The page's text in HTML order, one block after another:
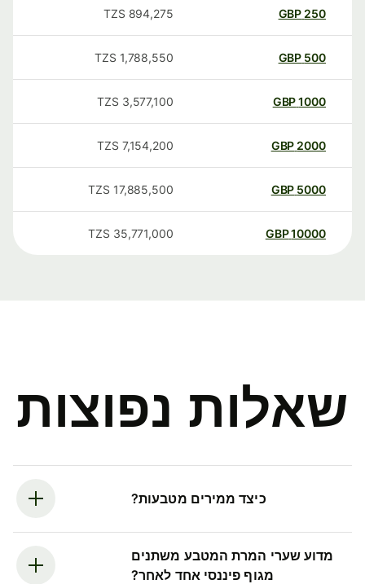
250
GBP
894,275
TZS
500
GBP
1,788,550
TZS
1000
GBP
3,577,100
TZS
2000
GBP
7,154,200
TZS
5000
GBP
17,885,500
TZS
10000
GBP
35,771,000
TZS
שאלות נפוצות
כיצד ממירים מטבעות?
מדוע שערי המרת המטבע משתנים
מגוף פיננסי אחד לאחר?